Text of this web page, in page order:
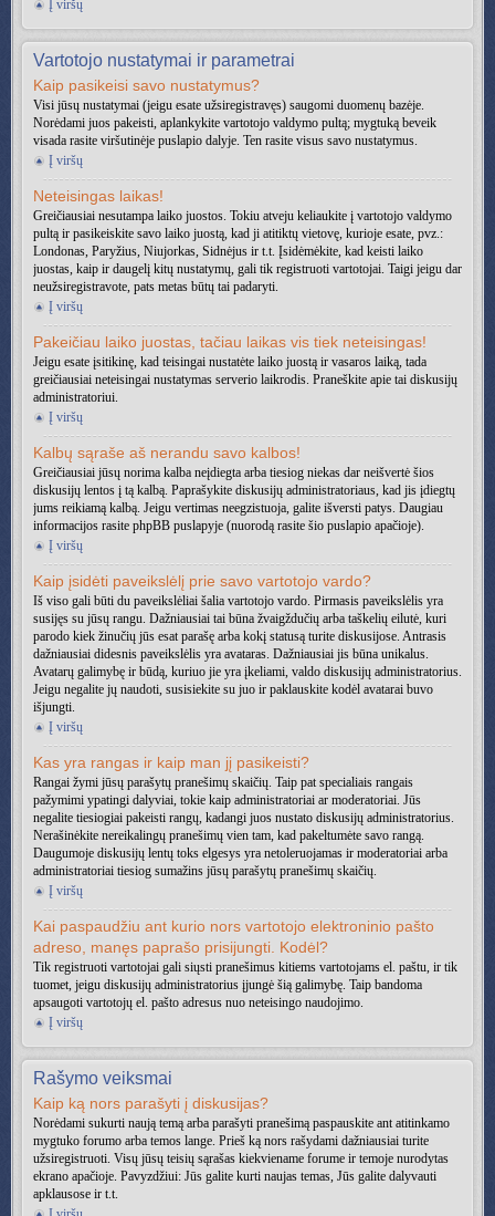
Į viršų
Vartotojo nustatymai ir parametrai
Kaip pasikeisi savo nustatymus?
Visi jūsų nustatymai (jeigu esate užsiregistravęs) saugomi duomenų bazėje.
Norėdami juos pakeisti, aplankykite vartotojo valdymo pultą; mygtuką beveik
visada rasite viršutinėje puslapio dalyje. Ten rasite visus savo nustatymus.
Į viršų
Neteisingas laikas!
Greičiausiai nesutampa laiko juostos. Tokiu atveju keliaukite į vartotojo valdymo
pultą ir pasikeiskite savo laiko juostą, kad ji atitiktų vietovę, kurioje esate, pvz.:
Londonas, Paryžius, Niujorkas, Sidnėjus ir t.t. Įsidėmėkite, kad keisti laiko
juostas, kaip ir daugelį kitų nustatymų, gali tik registruoti vartotojai. Taigi jeigu dar
neužsiregistravote, pats metas būtų tai padaryti.
Į viršų
Pakeičiau laiko juostas, tačiau laikas vis tiek neteisingas!
Jeigu esate įsitikinę, kad teisingai nustatėte laiko juostą ir vasaros laiką, tada
greičiausiai neteisingai nustatymas serverio laikrodis. Praneškite apie tai diskusijų
administratoriui.
Į viršų
Kalbų sąraše aš nerandu savo kalbos!
Greičiausiai jūsų norima kalba neįdiegta arba tiesiog niekas dar neišvertė šios
diskusijų lentos į tą kalbą. Paprašykite diskusijų administratoriaus, kad jis įdiegtų
jums reikiamą kalbą. Jeigu vertimas neegzistuoja, galite išversti patys. Daugiau
informacijos rasite phpBB puslapyje (nuorodą rasite šio puslapio apačioje).
Į viršų
Kaip įsidėti paveikslėlį prie savo vartotojo vardo?
Iš viso gali būti du paveikslėliai šalia vartotojo vardo. Pirmasis paveikslėlis yra
susijęs su jūsų rangu. Dažniausiai tai būna žvaigždučių arba taškelių eilutė, kuri
parodo kiek žinučių jūs esat parašę arba kokį statusą turite diskusijose. Antrasis
dažniausiai didesnis paveikslėlis yra avataras. Dažniausiai jis būna unikalus.
Avatarų galimybę ir būdą, kuriuo jie yra įkeliami, valdo diskusijų administratorius.
Jeigu negalite jų naudoti, susisiekite su juo ir paklauskite kodėl avatarai buvo
išjungti.
Į viršų
Kas yra rangas ir kaip man jį pasikeisti?
Rangai žymi jūsų parašytų pranešimų skaičių. Taip pat specialiais rangais
pažymimi ypatingi dalyviai, tokie kaip administratoriai ar moderatoriai. Jūs
negalite tiesiogiai pakeisti rangų, kadangi juos nustato diskusijų administratorius.
Nerašinėkite nereikalingų pranešimų vien tam, kad pakeltumėte savo rangą.
Daugumoje diskusijų lentų toks elgesys yra netoleruojamas ir moderatoriai arba
administratoriai tiesiog sumažins jūsų parašytų pranešimų skaičių.
Į viršų
Kai paspaudžiu ant kurio nors vartotojo elektroninio pašto
adreso, manęs paprašo prisijungti. Kodėl?
Tik registruoti vartotojai gali siųsti pranešimus kitiems vartotojams el. paštu, ir tik
tuomet, jeigu diskusijų administratorius įjungė šią galimybę. Taip bandoma
apsaugoti vartotojų el. pašto adresus nuo neteisingo naudojimo.
Į viršų
Rašymo veiksmai
Kaip ką nors parašyti į diskusijas?
Norėdami sukurti naują temą arba parašyti pranešimą paspauskite ant atitinkamo
mygtuko forumo arba temos lange. Prieš ką nors rašydami dažniausiai turite
užsiregistruoti. Visų jūsų teisių sąrašas kiekviename forume ir temoje nurodytas
ekrano apačioje. Pavyzdžiui: Jūs galite kurti naujas temas, Jūs galite dalyvauti
apklausose ir t.t.